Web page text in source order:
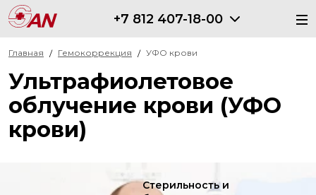
+7 812 407-18-00
Главная Гемокоррекция УФО крови
Ультрафиолетовое
облучение крови (УФО
крови)
Стерильность и